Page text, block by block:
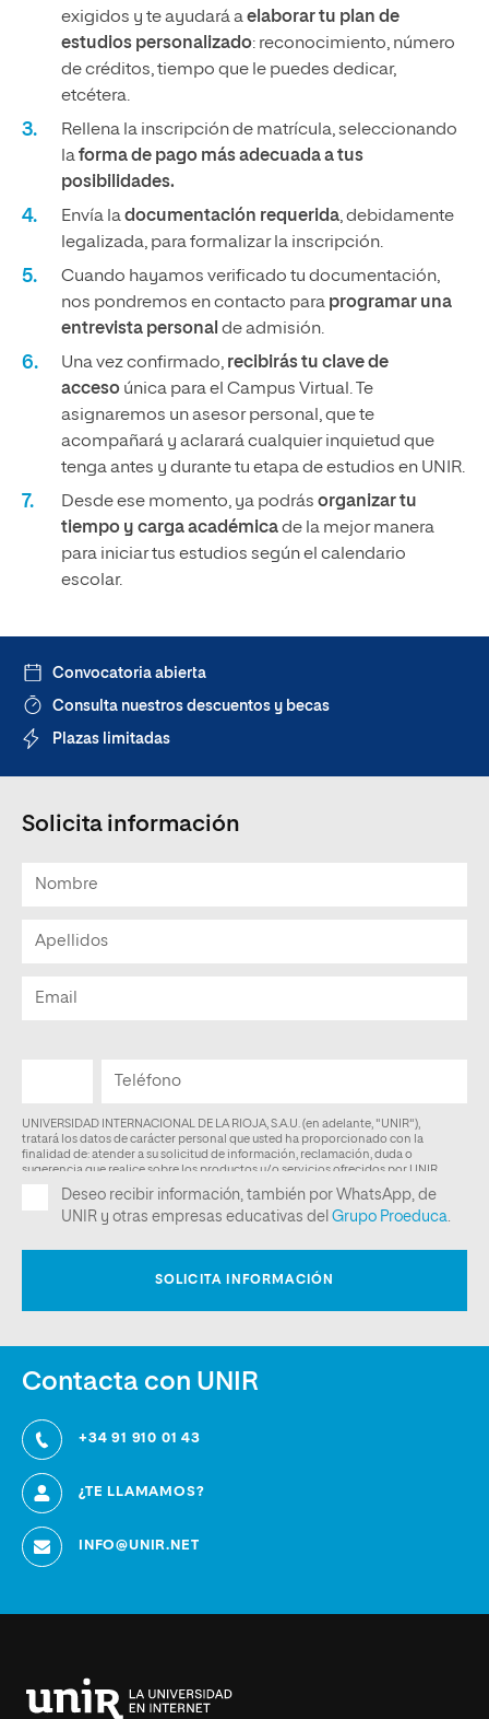
exigidos y te ayudará aelaborar tu plan de
estudios personalizado: reconocimiento, número
de créditos, tiempo que le puedes dedicar,
etcétera.
Rellena la inscripción de matrícula, seleccionando
laforma de pago más adecuada a tus
posibilidades.
Envía ladocumentación requerida, debidamente
legalizada, para formalizar la inscripción.
Cuando hayamos verificado tu documentación,
nos pondremos en contacto para programar una
entrevista personal de admisión.
Una vez confirmado, recibirás tu clave de
acceso única para el Campus Virtual. Te
asignaremos un asesor personal, que te
acompañará y aclarará cualquier inquietud que
tenga antes y durante tu etapa de estudios en UNIR.
Desde ese momento, ya podrás organizar tu
tiempo y carga académicade la mejor manera
para iniciar tus estudios según el calendario
escolar.
Convocatoria abierta
Consulta nuestros descuentos y becas
Plazas limitadas
Solicita información
Contacta con UNIR
+34 91 910 01 43
¿TE LLAMAMOS?
INFO@UNIR.NET